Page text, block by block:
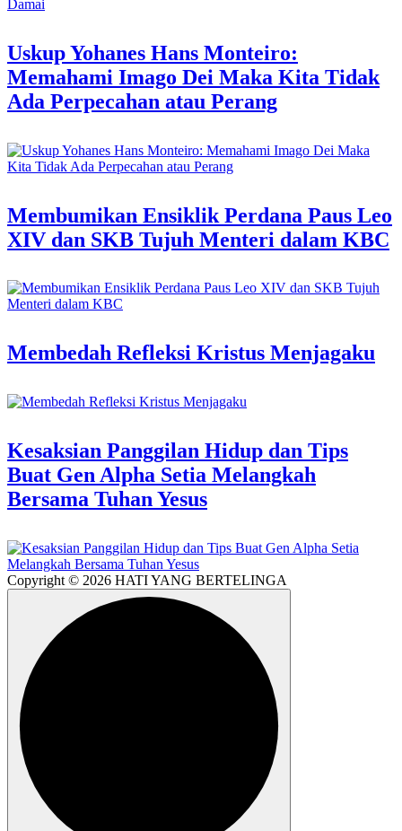
Uskup Yohanes Hans Monteiro:
Memahami Imago Dei Maka Kita Tidak
Ada Perpecahan atau Perang
Membumikan Ensiklik Perdana Paus Leo
XIV dan SKB Tujuh Menteri dalam KBC
Membedah Refleksi Kristus Menjagaku
Kesaksian Panggilan Hidup dan Tips
Buat Gen Alpha Setia Melangkah
Bersama Tuhan Yesus
Copyright © 2026 HATI YANG BERTELINGA